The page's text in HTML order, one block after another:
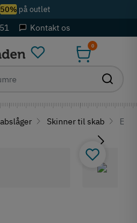
50%på outlet
Kontakt os
0
Skinner til skab